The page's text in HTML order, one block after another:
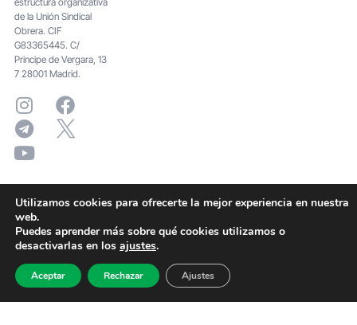
de la Unión Sindical
Obrera. CIF
G83365445. C/
Principe de Vergara, 13
7 28001 Madrid.
Utilizamos cookies para ofrecerte la mejor experiencia en nuestra
web.
Puedes aprender más sobre qué cookies utilizamos o
desactivarlas en los ajustes.
Aceptar Rechazar Ajustes